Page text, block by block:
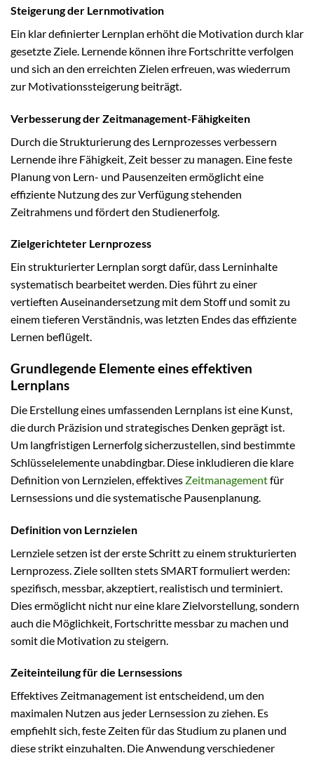
Steigerung der Lernmotivation
Ein klar definierter Lernplan erhöht die Motivation durch klar
gesetzte Ziele. Lernende können ihre Fortschritte verfolgen
und sich an den erreichten Zielen erfreuen, was wiederrum
zur Motivationssteigerung beiträgt.
Verbesserung der Zeitmanagement-Fähigkeiten
Durch die Strukturierung des Lernprozesses verbessern
Lernende ihre Fähigkeit, Zeit besser zu managen. Eine feste
Planung von Lern- und Pausenzeiten ermöglicht eine
effiziente Nutzung des zur Verfügung stehenden
Zeitrahmens und fördert den Studienerfolg.
Zielgerichteter Lernprozess
Ein strukturierter Lernplan sorgt dafür, dass Lerninhalte
systematisch bearbeitet werden. Dies führt zu einer
vertieften Auseinandersetzung mit dem Stoff und somit zu
einem tieferen Verständnis, was letzten Endes das effiziente
Lernen beflügelt.
Grundlegende Elemente eines effektiven
Lernplans
Die Erstellung eines umfassenden Lernplans ist eine Kunst,
die durch Präzision und strategisches Denken geprägt ist.
Um langfristigen Lernerfolg sicherzustellen, sind bestimmte
Schlüsselelemente unabdingbar. Diese inkludieren die klare
Definition von Lernzielen, effektives Zeitmanagementfür
Lernsessions und die systematische Pausenplanung.
Definition von Lernzielen
Lernziele setzen ist der erste Schritt zu einem strukturierten
Lernprozess. Ziele sollten stets SMART formuliert werden:
spezifisch, messbar, akzeptiert, realistisch und terminiert.
Dies ermöglicht nicht nur eine klare Zielvorstellung, sondern
auch die Möglichkeit, Fortschritte messbar zu machen und
somit die Motivation zu steigern.
Zeiteinteilung für die Lernsessions
Effektives Zeitmanagement ist entscheidend, um den
maximalen Nutzen aus jeder Lernsession zu ziehen. Es
empfiehlt sich, feste Zeiten für das Studium zu planen und
diese strikt einzuhalten. Die Anwendung verschiedener